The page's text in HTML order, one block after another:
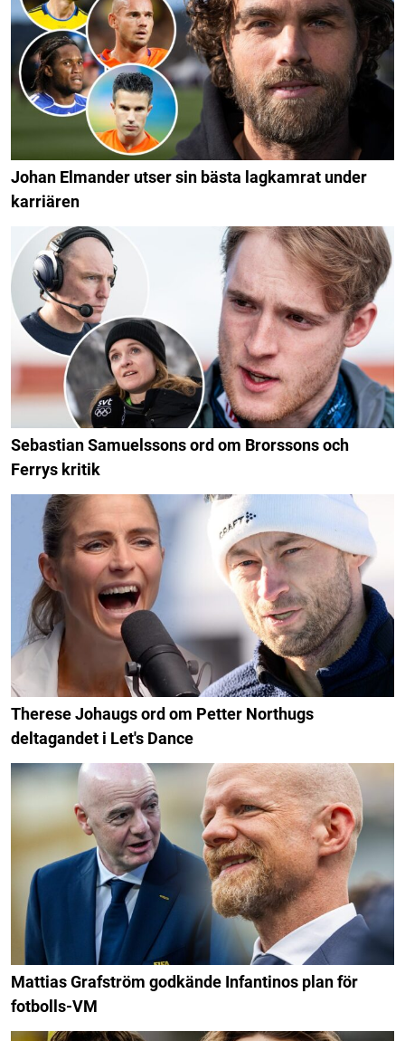
Johan Elmander utser sin bästa lagkamrat under
karriären
Sebastian Samuelssons ord om Brorssons och
Ferrys kritik
Therese Johaugs ord om Petter Northugs
deltagandet i Let's Dance
Mattias Grafström godkände Infantinos plan för
fotbolls-VM